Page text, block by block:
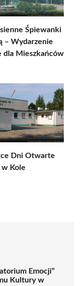
Śpiewanki
– Wydarzenie
dla Mieszkańców
Dni Otwarte
Kole
Emocji”
Kultury w